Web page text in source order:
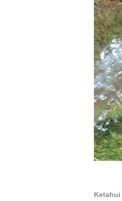
Ketahui